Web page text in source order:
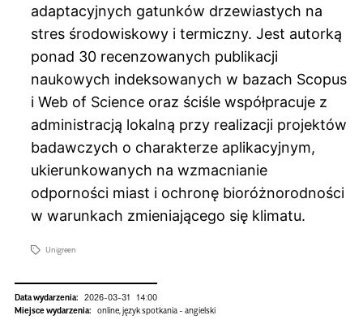
adaptacyjnych gatunków drzewiastych na
stres środowiskowy i termiczny. Jest autorką
ponad 30 recenzowanych publikacji
naukowych indeksowanych w bazach Scopus
i Web of Science oraz ściśle współpracuje z
administracją lokalną przy realizacji projektów
badawczych o charakterze aplikacyjnym,
ukierunkowanych na wzmacnianie
odporności miast i ochronę bioróżnorodności
w warunkach zmieniającego się klimatu.
Unigreen
Data wydarzenia: 2026-03-31
14:00
Miejsce wydarzenia:
online, język spotkania - angielski